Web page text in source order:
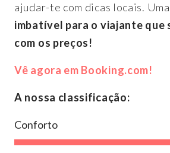
ajudar-te com dicas locais. Uma
imbatível para o viajante que
com os preços!
Vê agora em Booking.com!
A nossa classificação:
Conforto